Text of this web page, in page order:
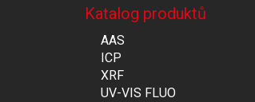
Katalog produktů
AAS
ICP
XRF
UV-VIS FLUO